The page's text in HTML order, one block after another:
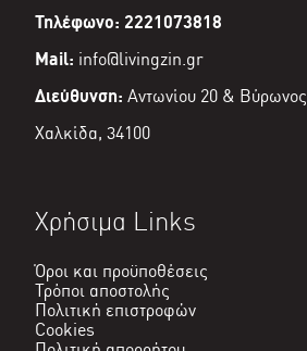
Τηλέφωνο: 2221073818
Mail: info@livingzin.gr
Διεύθυνση: Αντωνίου 20 & Βύρωνος
Χαλκίδα, 34100
Χρήσιμα Links
Όροι και προϋποθέσεις
Τρόποι αποστολής
Πολιτική επιστροφών
Cookies